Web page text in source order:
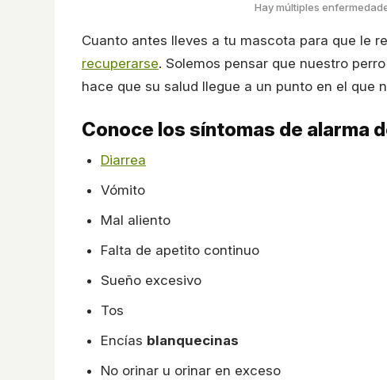
Hay múltiples
Cuanto antes lleves a tu mascota para que le
recuperarse. Solemos pensar que nuestro
hace que su salud llegue a un punto en el que
Conoce los síntomas de alarma
Diarrea
Vómito
Mal aliento
Falta de apetito continuo
Sueño excesivo
Tos
Encías blanquecinas
No orinar u orinar en exceso